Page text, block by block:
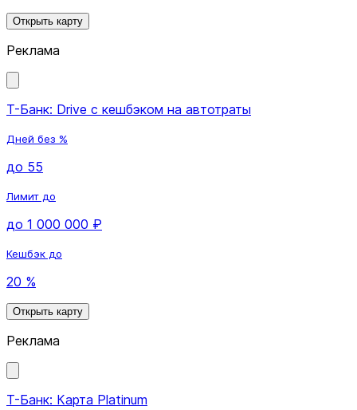
Открыть карту
Реклама
Т-Банк: Drive с кешбэком на автотраты
Дней без %
до 55
Лимит до
до 1 000 000 ₽
Кешбэк до
20 %
Открыть карту
Реклама
Т-Банк: Карта Platinum